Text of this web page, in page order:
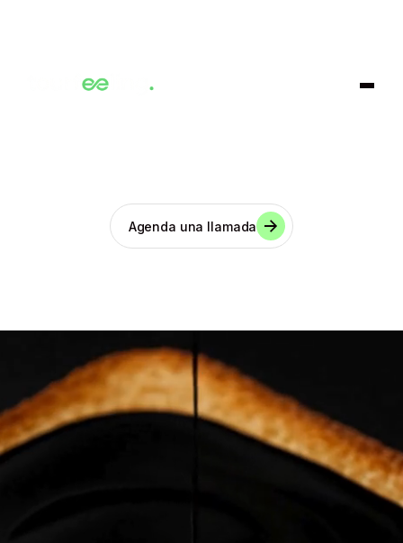
Agenda una llamada